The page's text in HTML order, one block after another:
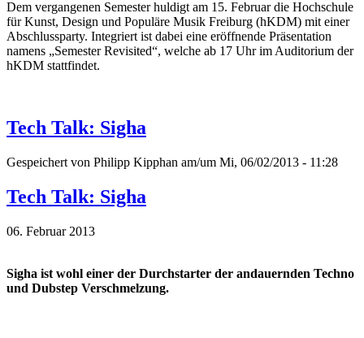
Dem vergangenen Semester huldigt am 15. Februar die Hochschule
für Kunst, Design und Populäre Musik Freiburg (hKDM) mit einer
Abschlussparty. Integriert ist dabei eine eröffnende Präsentation
namens „Semester Revisited“, welche ab 17 Uhr im Auditorium der
hKDM stattfindet.
Tech Talk: Sigha
Gespeichert von Philipp Kipphan am/um Mi, 06/02/2013 - 11:28
Tech Talk: Sigha
06. Februar 2013
Sigha ist wohl einer der Durchstarter der andauernden Techno
und Dubstep Verschmelzung.